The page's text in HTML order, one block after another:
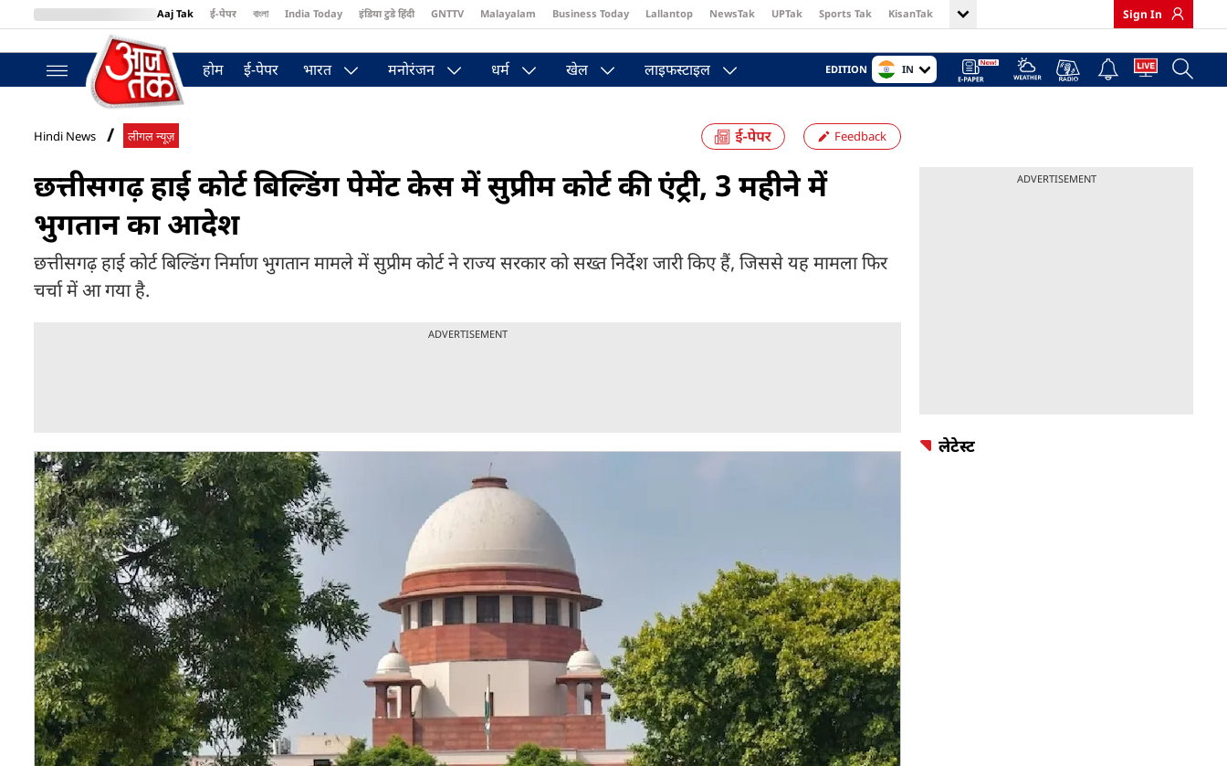
Aaj Tak ई-पेपर বাংলা India Today इंडिया टुडे हिंदी GNTTV Malayalam Business Today Lallantop NewsTak UPTak Sports Tak KisanTak
BT Bazaar
Sign In
होम ई-पेपर भारत मनोरंजन धर्म खेल लाइफस्टाइल EDITION IN
Hindi News लीगल न्यूज़ Feedback
छत्तीसगढ़ हाई कोर्ट बिल्डिंग पेमेंट केस में सुप्रीम कोर्ट की एंट्री, 3 महीने में
भुगतान का आदेश
छत्तीसगढ़ हाई कोर्ट बिल्डिंग निर्माण भुगतान मामले में सुप्रीम कोर्ट ने राज्य सरकार को सख्त निर्देश जारी किए हैं, जिससे यह मामला फिर
चर्चा में आ गया है.
ADVERTISEMENT
ADVERTISEMENT
लेटेस्ट